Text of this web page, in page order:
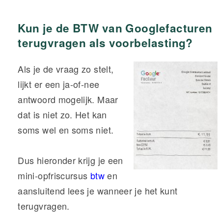
Kun je de BTW van Googlefacturen
terugvragen als voorbelasting?
Als je de vraag zo stelt,
lijkt er een ja-of-nee
antwoord mogelijk. Maar
dat is niet zo. Het kan
soms wel en soms niet.
Dus hieronder krijg je een
mini-opfriscursus btwen
aansluitend lees je wanneer je het kunt
terugvragen.